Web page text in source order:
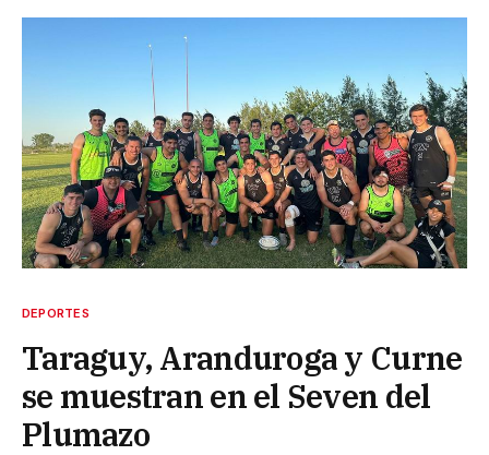
DEPORTES
Taraguy, Aranduroga y Curne
se muestran en el Seven del
Plumazo